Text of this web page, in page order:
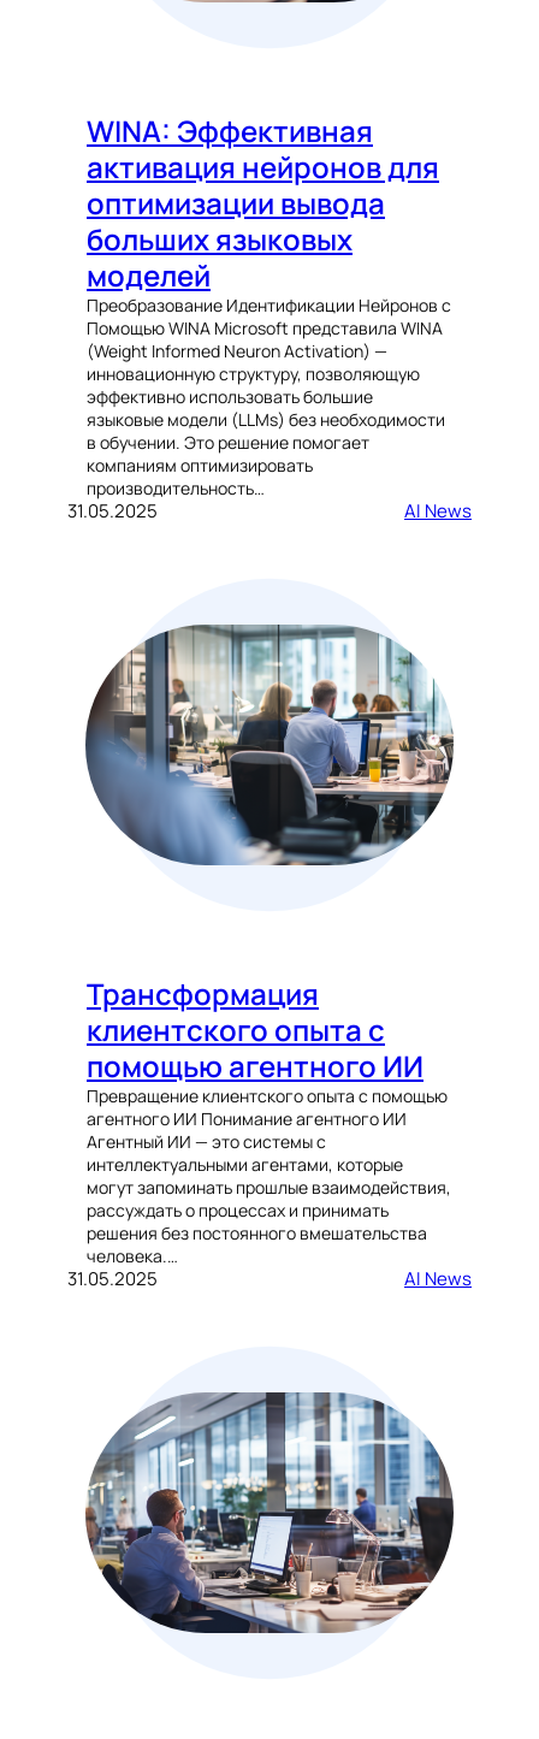
WINA: Эффективная
активация нейронов для
оптимизации вывода
больших языковых
моделей
Преобразование Идентификации Нейронов с
Помощью WINA Microsoft представила WINA
(Weight Informed Neuron Activation) —
инновационную структуру, позволяющую
эффективно использовать большие
языковые модели (LLMs) без необходимости
в обучении. Это решение помогает
компаниям оптимизировать
производительность…
31.05.2025 AI News
Трансформация
клиентского опыта с
помощью агентного ИИ
Превращение клиентского опыта с помощью
агентного ИИ Понимание агентного ИИ
Агентный ИИ — это системы с
интеллектуальными агентами, которые
могут запоминать прошлые взаимодействия,
рассуждать о процессах и принимать
решения без постоянного вмешательства
человека.…
31.05.2025 AI News